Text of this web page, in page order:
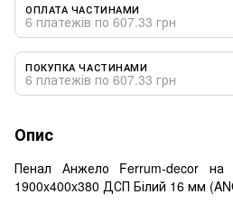
ОПЛАТА ЧАСТИНАМИ
6 платежів по 607.33 грн
ПОКУПКА ЧАСТИНАМИ
6 платежів по 607.33 грн
Опис
Пенал Анжело Ferrum-decor
1900x400x380 ДСП Білий 16 мм